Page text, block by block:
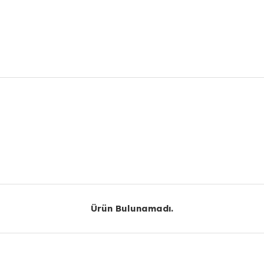
Ürün Bulunamadı.